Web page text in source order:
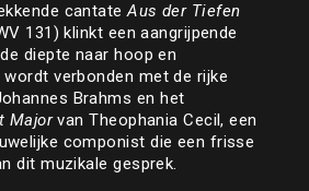
cantateAus der Tiefen
131) klinkt een aangrijpende
diepte naar hoop en
verbonden met de rijke
Brahms en het
Majorvan Theophania Cecil, een
componist die een frisse
dit muzikale gesprek.